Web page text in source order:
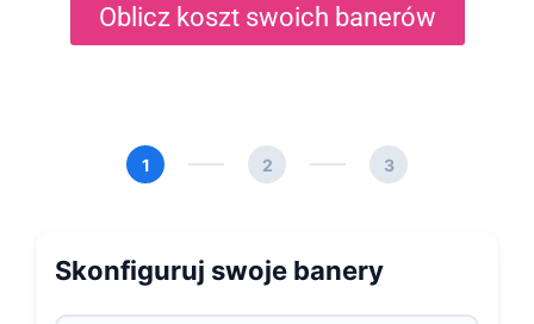
Oblicz koszt swoich banerów
1 2 3
Skonfiguruj swoje banery